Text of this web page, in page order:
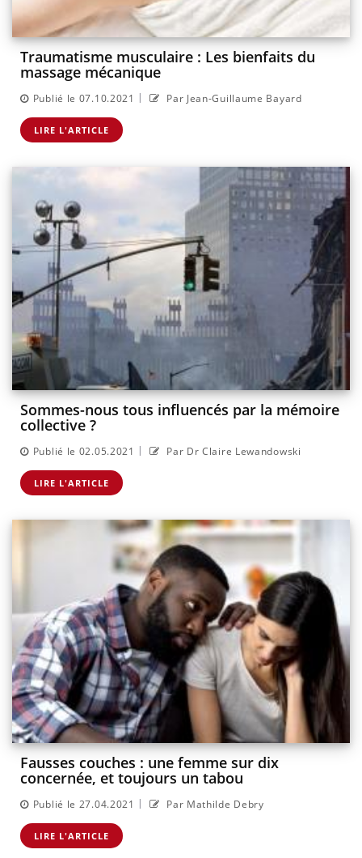
Traumatisme musculaire : Les bienfaits du
massage mécanique
Publié le 07.10.2021 | Par Jean-Guillaume Bayard
LIRE L'ARTICLE
Sommes-nous tous influencés par la mémoire
collective ?
Publié le 02.05.2021 | Par Dr Claire Lewandowski
LIRE L'ARTICLE
Fausses couches : une femme sur dix
concernée, et toujours un tabou
Publié le 27.04.2021 | Par Mathilde Debry
LIRE L'ARTICLE